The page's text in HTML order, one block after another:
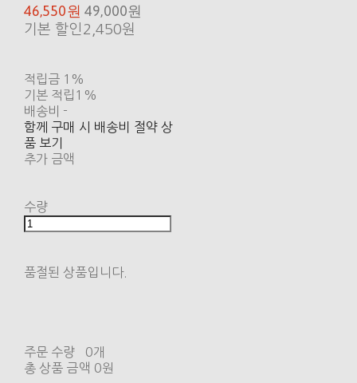
46,550원49,000원
기본 할인 2,450원
적립금 1%
기본 적립 1%
배송비 -
함께 구매 시 배송비 절약 상
품 보기
추가 금액
수량
품절된 상품입니다.
주문 수량
0개
총 상품 금액 0원